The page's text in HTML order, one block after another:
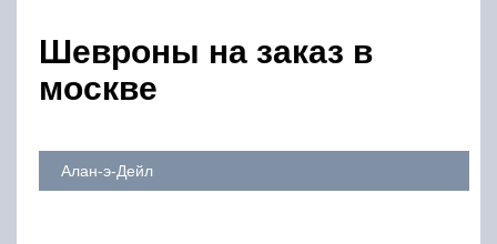
Шевроны на заказ в
москве
Алан-э-Дейл